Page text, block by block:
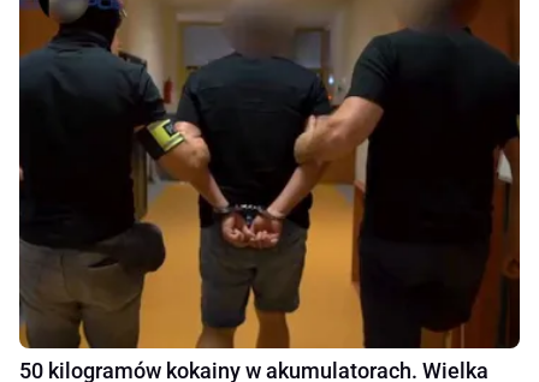
50 kilogramów kokainy w akumulatorach. Wielka